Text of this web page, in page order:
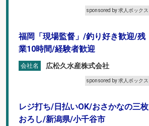
sponsored by 求人ボックス
福岡「現場監督」/釣り好き歓迎/残
業10時間/経験者歓迎
会社名 広松久水産株式会社
sponsored by 求人ボックス
レジ打ち/日払いOK/おさかなの三枚
おろし/新潟県/小千谷市